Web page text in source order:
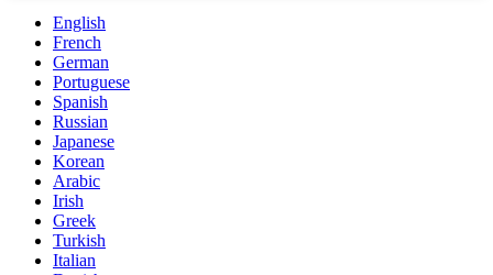
English
French
German
Portuguese
Spanish
Russian
Japanese
Korean
Arabic
Irish
Greek
Turkish
Italian